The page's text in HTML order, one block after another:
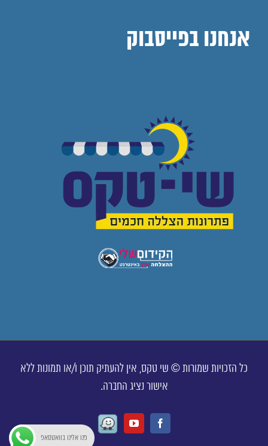
אנחנו בפייסבוק
כל הזכויות שמורות © שי טקס, אין להעתיק תוכן ו/או תמונות ללא
אישור נציג החברה.
Facebook
Youtube
Waze
פנו אלינו בוואטסאפ